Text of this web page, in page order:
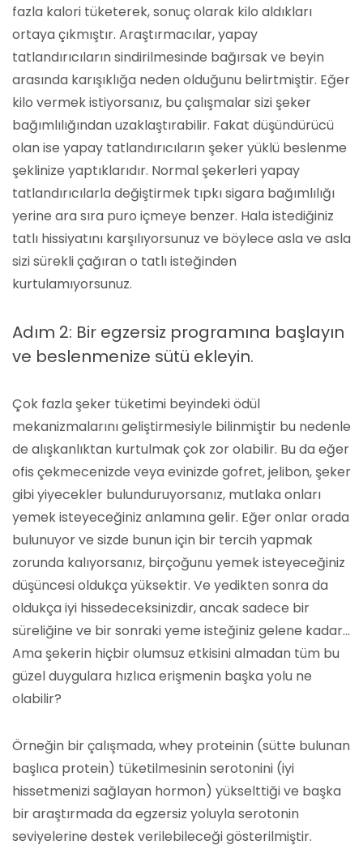
fazla kalori tüketerek, sonuç olarak kilo aldıkları
ortaya çıkmıştır. Araştırmacılar, yapay
tatlandırıcıların sindirilmesinde bağırsak ve beyin
arasında karışıklığa neden olduğunu belirtmiştir. Eğer
kilo vermek istiyorsanız, bu çalışmalar sizi şeker
bağımlılığından uzaklaştırabilir. Fakat düşündürücü
olan ise yapay tatlandırıcıların şeker yüklü beslenme
şeklinize yaptıklarıdır. Normal şekerleri yapay
tatlandırıcılarla değiştirmek tıpkı sigara bağımlılığı
yerine ara sıra puro içmeye benzer. Hala istediğiniz
tatlı hissiyatını karşılıyorsunuz ve böylece asla ve asla
sizi sürekli çağıran o tatlı isteğinden
kurtulamıyorsunuz.
Adım 2: Bir egzersiz programına başlayın
ve beslenmenize sütü ekleyin.
Çok fazla şeker tüketimi beyindeki ödül
mekanizmalarını geliştirmesiyle bilinmiştir bu nedenle
de alışkanlıktan kurtulmak çok zor olabilir. Bu da eğer
ofis çekmecenizde veya evinizde gofret, jelibon, şeker
gibi yiyecekler bulunduruyorsanız, mutlaka onları
yemek isteyeceğiniz anlamına gelir. Eğer onlar orada
bulunuyor ve sizde bunun için bir tercih yapmak
zorunda kalıyorsanız, birçoğunu yemek isteyeceğiniz
düşüncesi oldukça yüksektir. Ve yedikten sonra da
oldukça iyi hissedeceksinizdir, ancak sadece bir
süreliğine ve bir sonraki yeme isteğiniz gelene kadar...
Ama şekerin hiçbir olumsuz etkisini almadan tüm bu
güzel duygulara hızlıca erişmenin başka yolu ne
olabilir?
Örneğin bir çalışmada, whey proteinin (sütte bulunan
başlıca protein) tüketilmesinin serotonini (iyi
hissetmenizi sağlayan hormon) yükselttiği ve başka
bir araştırmada da egzersiz yoluyla serotonin
seviyelerine destek verilebileceği gösterilmiştir.